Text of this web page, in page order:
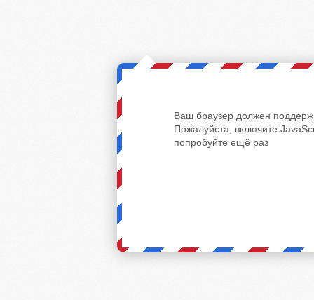
Ваш браузер должен
Пожалуйста, включите
попробуйте ещё раз